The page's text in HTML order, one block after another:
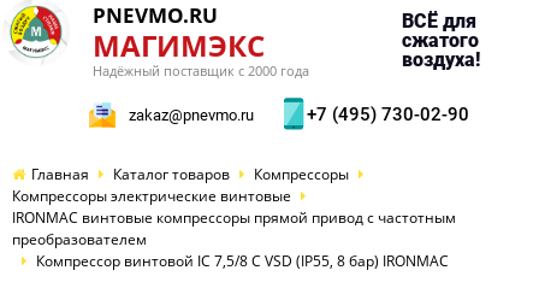
PNEVMO.RU
МАГИМЭКС
Надёжный поставщик с 2000 года
ВСЁ для
сжатого
воздуха!
zakaz@pnevmo.ru +7 (495) 730-02-90
Главная Каталог товаров
Компрессоры
Компрессоры электрические винтовые
IRONMAC винтовые компрессоры прямой привод с частотным
преобразователем
Компрессор винтовой IC 7,5/8 C VSD (IP55, 8 бар) IRONMAC